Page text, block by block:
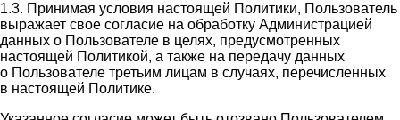
1.3. Принимая условия настоящей Политики, Пользователь
выражает свое согласие на обработку Администрацией
данных о Пользователе в целях, предусмотренных
настоящей Политикой, а также на передачу данных
о Пользователе третьим лицам в случаях, перечисленных
в настоящей Политике.